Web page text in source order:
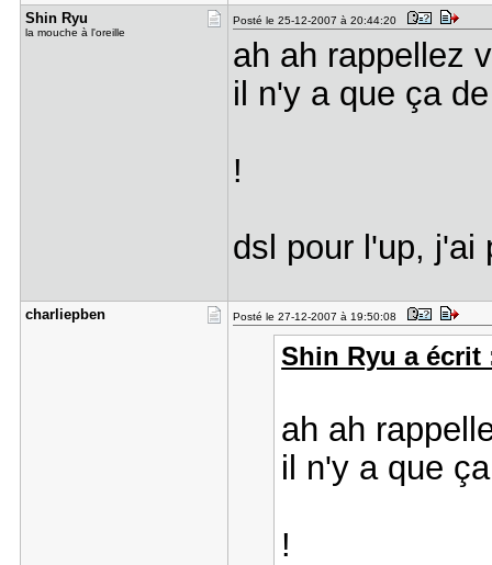
Shin Ryu
la mouche à l'oreille
Posté le 25-12-2007 à 20:44:20
ah ah rappellez
il n'y a que ça
!
dsl pour l'up,
charliepbe​n Posté le 27-12-2007 à 19:50:08
Shin Ryu a écrit
ah ah
il n'y a que
!